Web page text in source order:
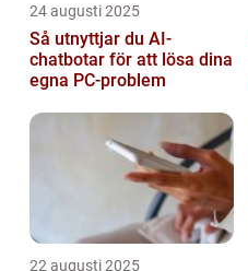
24 augusti 2025
Så utnyttjar du AI-
chatbotar för att lösa dina
egna PC-problem
22 augusti 2025